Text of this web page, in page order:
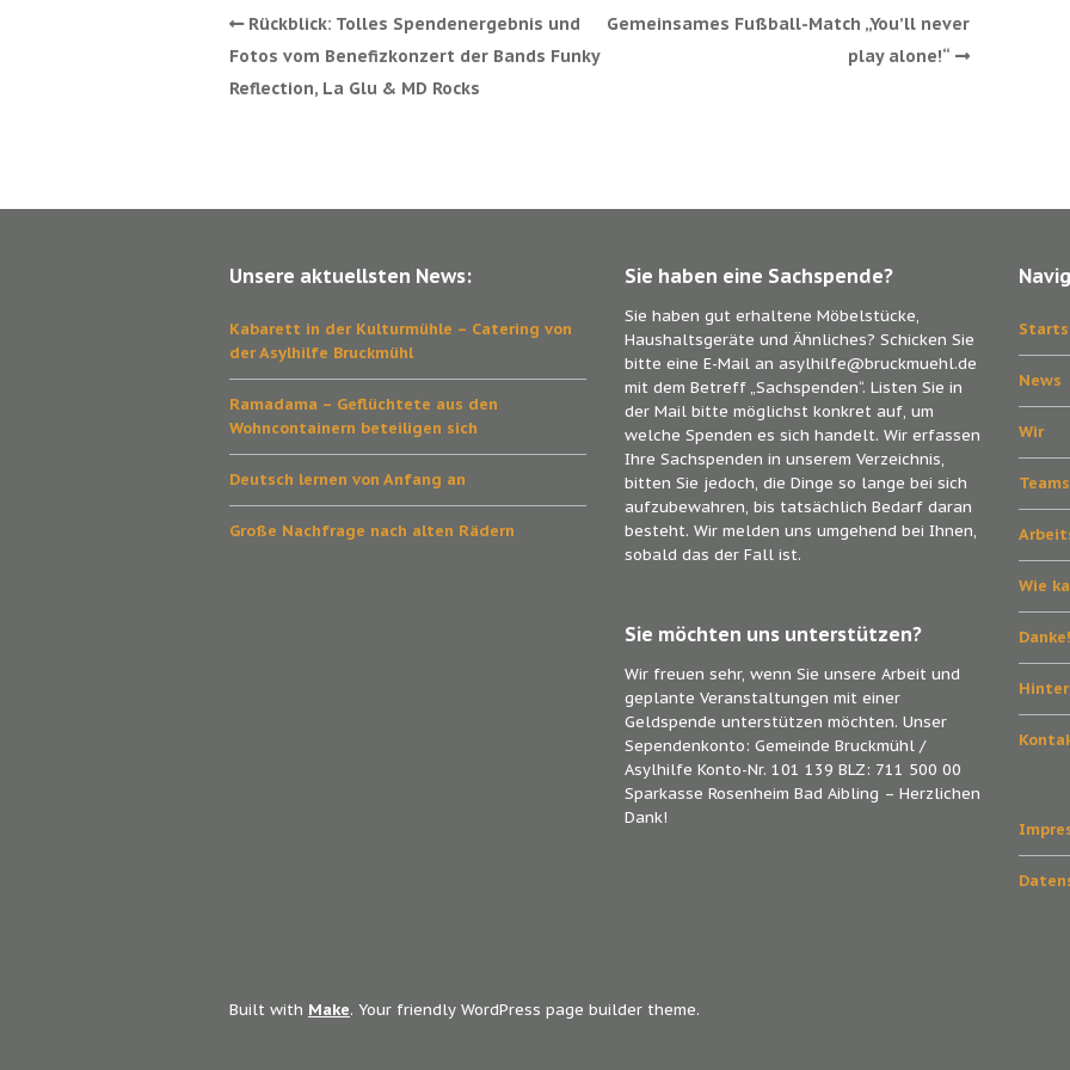
Rückblick: Tolles Spendenergebnis und
Fotos vom Benefizkonzert der Bands Funky
Reflection, La Glu & MD Rocks
Gemeinsames Fußball-Match „You’ll never
play alone!“
Unsere aktuellsten News:
Kabarett in der Kulturmühle – Catering von
der Asylhilfe Bruckmühl
Ramadama – Geflüchtete aus den
Wohncontainern beteiligen sich
Deutsch lernen von Anfang an
Große Nachfrage nach alten Rädern
Sie haben eine Sachspende?
Sie haben gut erhaltene Möbelstücke,
Haushaltsgeräte und Ähnliches? Schicken Sie
bitte eine E-Mail an asylhilfe@bruckmuehl.de
mit dem Betreff „Sachspenden“. Listen Sie in
der Mail bitte möglichst konkret auf, um
welche Spenden es sich handelt. Wir erfassen
Ihre Sachspenden in unserem Verzeichnis,
bitten Sie jedoch, die Dinge so lange bei sich
aufzubewahren, bis tatsächlich Bedarf daran
besteht. Wir melden uns umgehend bei Ihnen,
sobald das der Fall ist.
Sie möchten uns unterstützen?
Wir freuen sehr, wenn Sie unsere Arbeit und
geplante Veranstaltungen mit einer
Geldspende unterstützen möchten. Unser
Sependenkonto: Gemeinde Bruckmühl /
Asylhilfe Konto-Nr. 101 139 BLZ: 711 500 00
Sparkasse Rosenheim Bad Aibling – Herzlichen
Dank!
News
Wir
Teams
Wie
Danke!
Built with Make. Your friendly WordPress page builder theme.